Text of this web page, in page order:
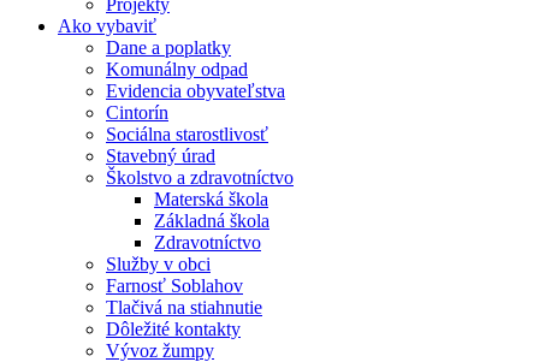
Projekty
Ako vybaviť
Dane a poplatky
Komunálny odpad
Evidencia obyvateľstva
Cintorín
Sociálna starostlivosť
Stavebný úrad
Školstvo a zdravotníctvo
Materská škola
Základná škola
Zdravotníctvo
Služby v obci
Farnosť Soblahov
Tlačivá na stiahnutie
Dôležité kontakty
Vývoz žumpy